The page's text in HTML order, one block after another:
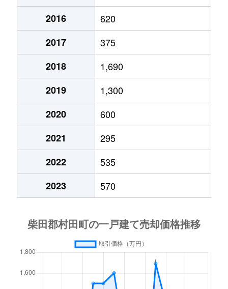
2016
620
2017
375
2018
1,690
2019
1,300
2020
600
2021
295
2022
535
2023
570